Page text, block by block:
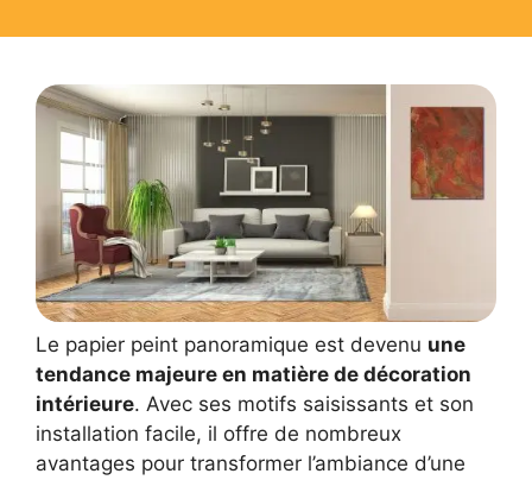
Le papier peint panoramique est devenu une
tendance majeure en matière de décoration
intérieure. Avec ses motifs saisissants et son
installation facile, il offre de nombreux
avantages pour transformer l’ambiance d’une